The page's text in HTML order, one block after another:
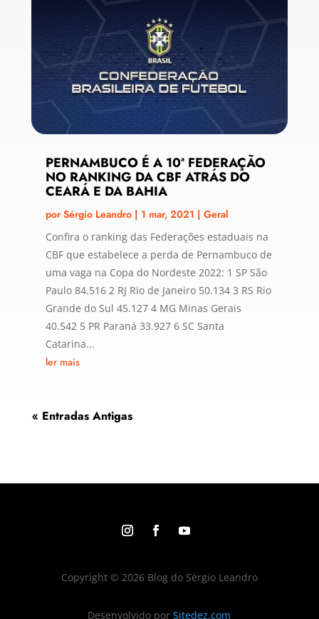
PERNAMBUCO É A 10ª FEDERAÇÃO
NO RANKING DA CBF ATRÁS DO
CEARÁ E DA BAHIA
porSérgio Leandro| 1 mar, 2021 | Geral
Confira o ranking das Federações estaduais na
CBF que estabelece a perda de Pernambuco de
uma vaga na Copa do Nordeste 2022: 1 SP São
Paulo 84.516 2 RJ Rio de Janeiro 50.134 3 RS Rio
Grande do Sul 45.127 4 MG Minas Gerais
40.542 5 PR Paraná 33.927 6 SC Santa
Catarina...
ler mais
« Entradas Antigas
Copyright © 2026 Blog do Sérgio Leandro
Desenvolvido porSitedez.com